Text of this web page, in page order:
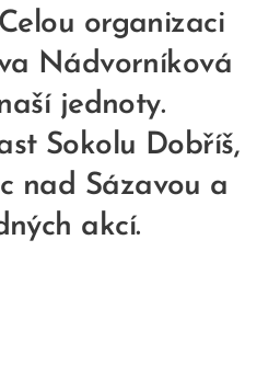
organizaci
Nádvorníková
jednoty.
Sokolu Dobříš,
nad Sázavou a
akcí.